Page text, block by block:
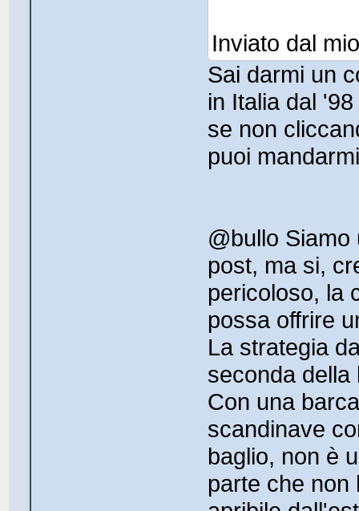
Inviato dal
Sai darmi un
in Italia dal
se non
puoi
@bullo
post, ma si,
pericoloso, la
possa offrire
La strategia
seconda della
Con una
scandinave
baglio, non è
parte che non